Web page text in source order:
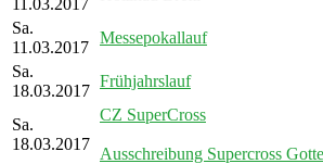
Sa.
11.03.2017
Messepokallauf
Sa.
18.03.2017
Frühjahrslauf
Sa.
18.03.2017
CZ SuperCross
Ausschreibung Supercross